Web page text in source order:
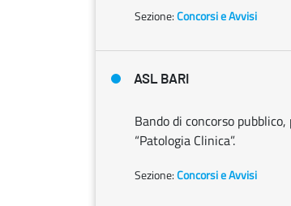
Sezione:Concorsi e Avvisi
ASL BARI
Bando di concorso
“Patologia Clinica”.
Sezione:Concorsi e Avvisi